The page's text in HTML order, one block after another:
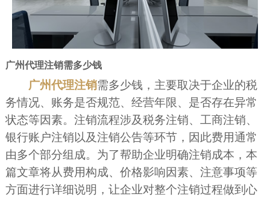
广州代理注销需多少钱
广州代理注销需多少钱，主要取决于企业的税
务情况、账务是否规范、经营年限、是否存在异常
状态等因素。注销流程涉及税务注销、工商注销、
银行账户注销以及注销公告等环节，因此费用通常
由多个部分组成。为了帮助企业明确注销成本，本
篇文章将从费用构成、价格影响因素、注意事项等
方面进行详细说明，让企业对整个注销过程做到心